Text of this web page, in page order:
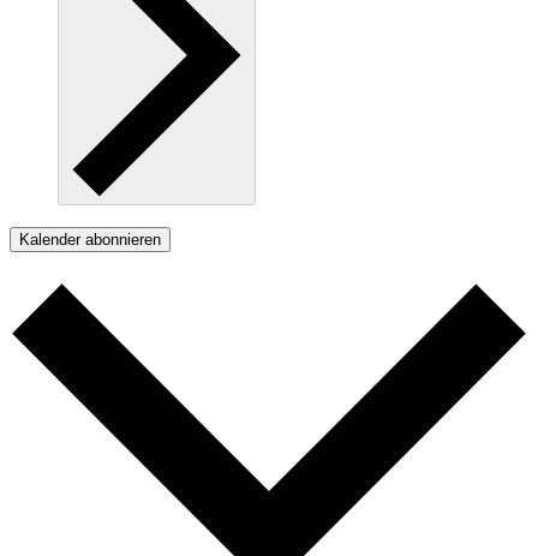
Kalender abonnieren